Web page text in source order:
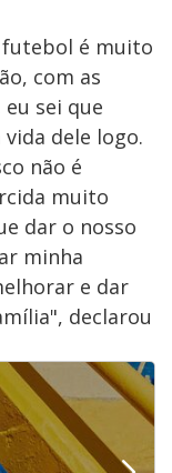
futebol é muito
com as
sei que
dele logo.
não é
muito
dar o nosso
minha
e dar
declarou